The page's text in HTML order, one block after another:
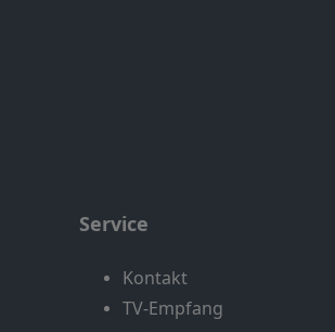
Service
Kontakt
TV-Empfang